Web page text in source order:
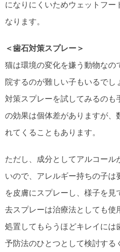
になりにくいためウェットフー
なります。
＜歯石対策スプレー＞
猫は環境の変化を嫌う動物なの
院するのが難しい子もいるで
対策スプレーを試してみるのも
の効果は個体差がありますが、
れてくることもあります。
ただし、成分としてアルコール
いので、アレルギー持ちの子は
を皮膚にスプレーし、様子を見
去スプレーは治療法としても使
処置してもらうほどキレイには
予防法のひとつとして検討する